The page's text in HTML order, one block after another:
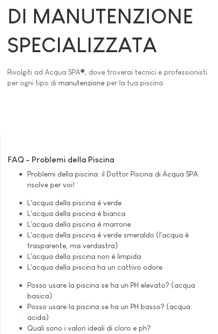
DI MANUTENZIONE
SPECIALIZZATA
Rivolgiti ad Acqua SPA® , dove troverai tecnici e professionisti
per ogni tipo di manutenzione per la tua piscina
FAQ - Problemi della Piscina
Problemi della piscina: il Dottor Piscina di Acqua SPA
risolve per voi!
L'acqua della piscina è verde
L'acqua della piscina è bianca
L'acqua della piscina è marrone
L'acqua della piscina è verde smeraldo (l'acqua è
trasparente, ma verdastra)
L'acqua della piscina non è limpida
L'acqua della piscina ha un cattivo odore
Posso usare la piscina se ha un PH elevato? (acqua
basica)
Posso usare la piscina se ha un PH basso? (acqua
acida)
Quali sono i valori ideali di cloro e ph?